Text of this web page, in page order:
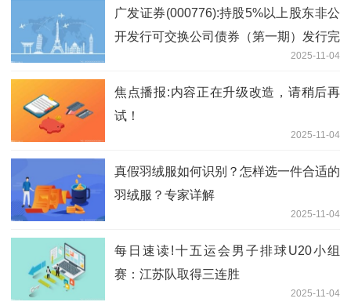
广发证券(000776):持股5%以上股东非公
开发行可交换公司债券（第一期）发行完
2025-11-04
焦点播报:内容正在升级改造，请稍后再
试！
2025-11-04
真假羽绒服如何识别？怎样选一件合适的
羽绒服？专家详解
2025-11-04
每日速读!十五运会男子排球U20小组
赛：江苏队取得三连胜
2025-11-04